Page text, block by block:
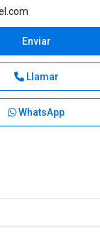
Enviar
Llamar
WhatsApp